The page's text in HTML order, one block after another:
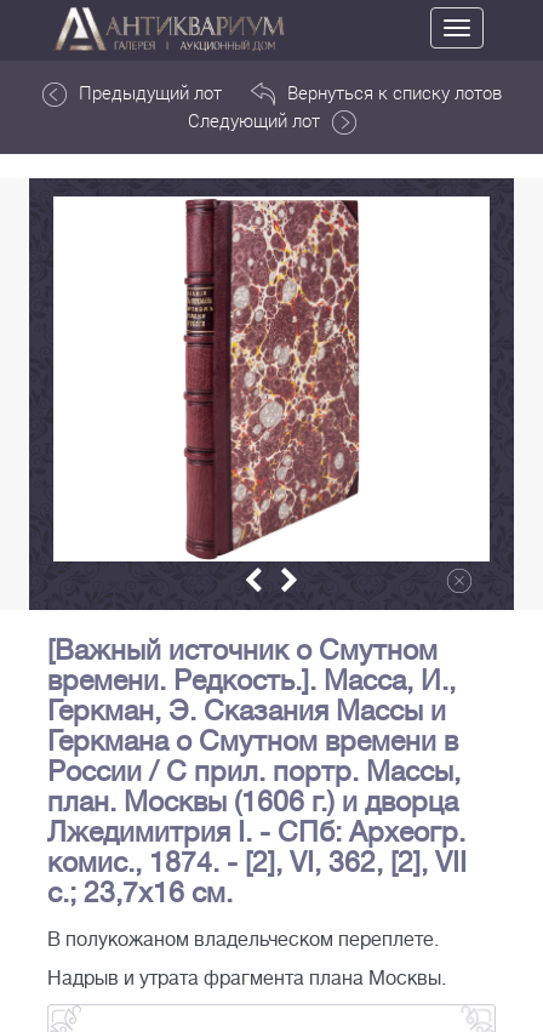
Toggle
navigation
Предыдущий лот
Вернуться к списку лотов
Следующий лот
[Важный источник о Смутном
времени. Редкость.]. Масса, И.,
Геркман, Э. Сказания Массы и
Геркмана о Смутном времени в
России / С прил. портр. Массы,
план. Москвы (1606 г.) и дворца
Лжедимитрия I. - СПб: Археогр.
комис., 1874. - [2], VI, 362, [2], VII
с.; 23,7х16 см.
В полукожаном владельческом переплете.
Надрыв и утрата фрагмента плана Москвы.